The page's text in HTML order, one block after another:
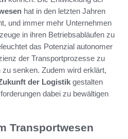
hat in den letzten Jahren
und immer mehr Unternehmen
in ihren Betriebsabläufen zu
das Potenzial autonomer
der Transportprozesse zu
senken. Zudem wird erklärt,
der Logistik gestalten
dabei zu bewältigen
Transportwesen